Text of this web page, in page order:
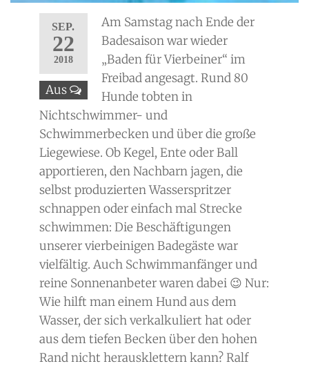
SEP.
22
2018
Aus
Am Samstag nach Ende der
Badesaison war wieder
„Baden für Vierbeiner“ im
Freibad angesagt. Rund 80
Hunde tobten in
Nichtschwimmer- und
Schwimmerbecken und über die große
Liegewiese. Ob Kegel, Ente oder Ball
apportieren, den Nachbarn jagen, die
selbst produzierten Wasserspritzer
schnappen oder einfach mal Strecke
schwimmen: Die Beschäftigungen
unserer vierbeinigen Badegäste war
vielfältig. Auch Schwimmanfänger und
reine Sonnenanbeter waren dabei 😉 Nur:
Wie hilft man einem Hund aus dem
Wasser, der sich verkalkuliert hat oder
aus dem tiefen Becken über den hohen
Rand nicht herausklettern kann? Ralf